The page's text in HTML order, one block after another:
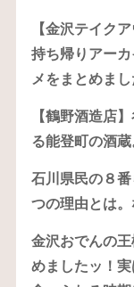
【金沢テイク
持ち帰りアー
メをまとめまし
【鶴野酒造店
る能登町の酒
石川県民の８
つの理由とは
金沢おでんの
めましたッ！